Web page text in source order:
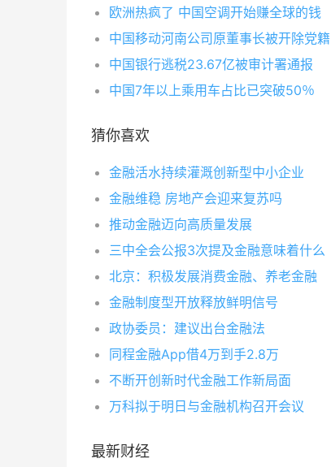
欧洲热疯了 中国空调开始赚全球的钱
中国移动河南公司原董事长被开除党籍
中国银行逃税23.67亿被审计署通报
中国7年以上乘用车占比已突破50％
猜你喜欢
金融活水持续灌溉创新型中小企业
金融维稳 房地产会迎来复苏吗
推动金融迈向高质量发展
三中全会公报3次提及金融意味着什么
北京：积极发展消费金融、养老金融
金融制度型开放释放鲜明信号
政协委员：建议出台金融法
同程金融App借4万到手2.8万
不断开创新时代金融工作新局面
万科拟于明日与金融机构召开会议
最新财经